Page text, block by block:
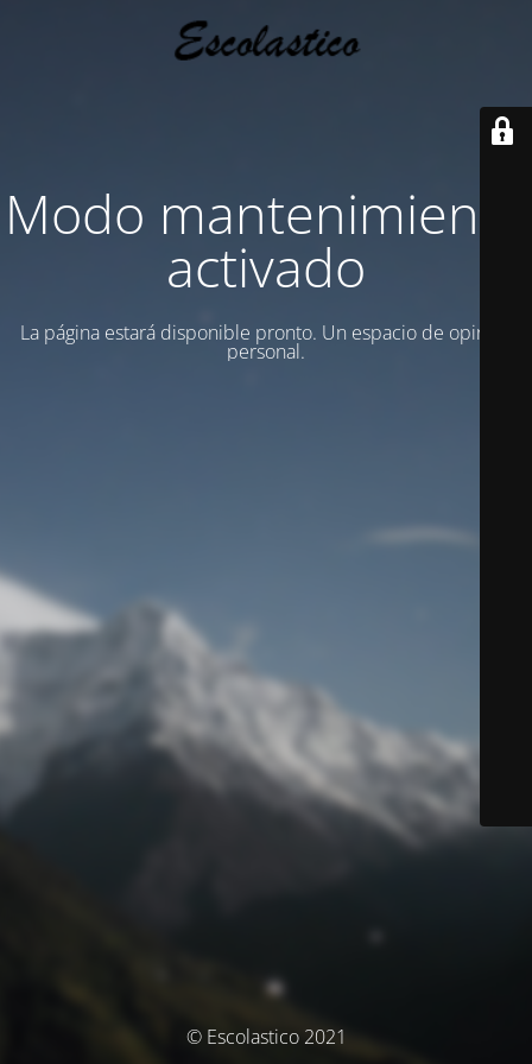
Modo mantenimiento
activado
La página estará disponible pronto. Un espacio de opinion
personal.
© Escolastico 2021